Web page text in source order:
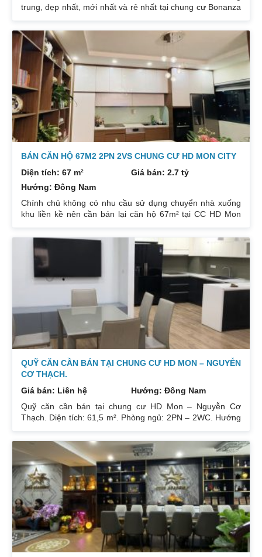
trung, đẹp nhất, mới nhất và rẻ nhất tại chung cư Bonanza
nên cần bán lại để đầu tư cái khác, cụ thể như sau:
Hướng: TB, ban công Đông Nam. Thiết kế: 4 ngủ 3WC DT:
174m². Nội thất đẹp thiết kế sang trọng trẻ trung. Phòng
khách, bếp, thiết bị vệ sinh tất cả đều mới và sử dụng tốt.
Nhà đã có sổ pháp
BÁN CĂN HỘ 67M2 2PN 2VS CHUNG CƯ HD MON CITY
Diện tích: 67 m²
Giá bán: 2.7 tỷ
Hướng: Đông Nam
Chính chủ không có nhu cầu sử dụng chuyển nhà xuống
khu liền kề nên cần bán lại căn hộ 67m² tại CC HD Mon
công hướng Đông Nam căn góc nhiều mặt thoáng và có
ban công nhỏ phòng ngủ chính. Đồ nội thất cao cấp bán
để lại toàn bộ nội thất cao cấp theo phong cách Châu Âu.
Sổ đỏ chính chủ xem nhà 24/24. Liên hệ xem nhà:
0832133366
QUỸ CĂN CẦN BÁN TẠI CHUNG CƯ HD MON – NGUYỄN
CƠ THẠCH.
Giá bán: Liên hệ
Hướng: Đông Nam
Quỹ căn cần bán tại chung cư HD Mon – Nguyễn Cơ
Thạch. Diện tích: 61,5 m². Phòng ngủ: 2PN – 2WC. Hướng
Giá: 3 tỷ. Diện tích: 67 m². Phòng ngủ: 2PN 2WC. Hướng
ban công: Đông Nam. Nội thất: Nhà full đồ đẹp, Có sổ. Giá:
3 tỷ 250. Diện tích: 86 m². Phòng ngủ: 2PN 2WC. Hướng
ban công: Tây tứ trạch. Nội thất: Nhà full đồ. Có sổ. Giá: 4
tỷ.